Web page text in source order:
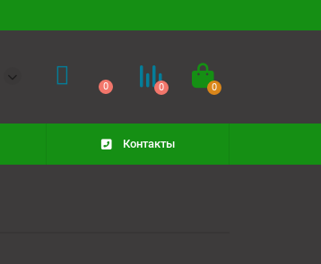
0 0 0
Контакты